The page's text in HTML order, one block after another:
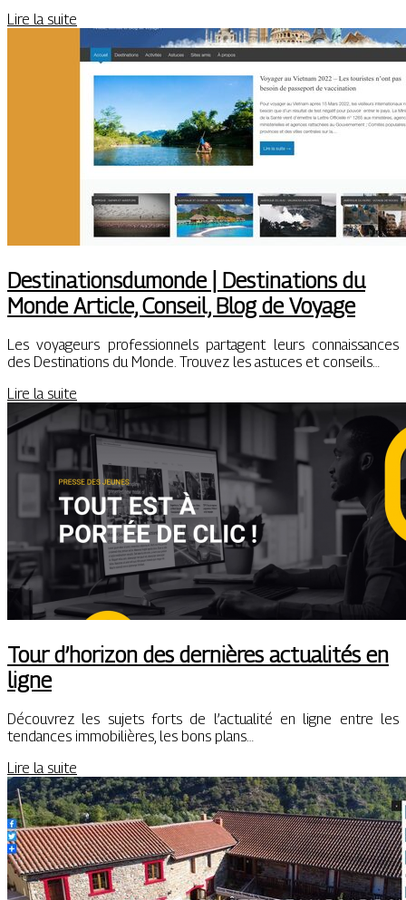
Lire la suite
Destinationsdu­mon­de | Destina­tions du
Monde Article, Conseil, Blog de Voyage
Les voyageurs professionnels partagent leurs connaissances
des Destinations du Monde. Trouvez les astuces et conseils…
Lire la suite
Tour d’horizon des dernières actualités en
ligne
Découvrez les sujets forts de l’actualité en ligne entre les
tendances immobilières, les bons plans…
Lire la suite